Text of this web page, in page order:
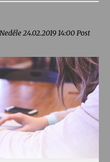
24.02.2019 14:00 Post